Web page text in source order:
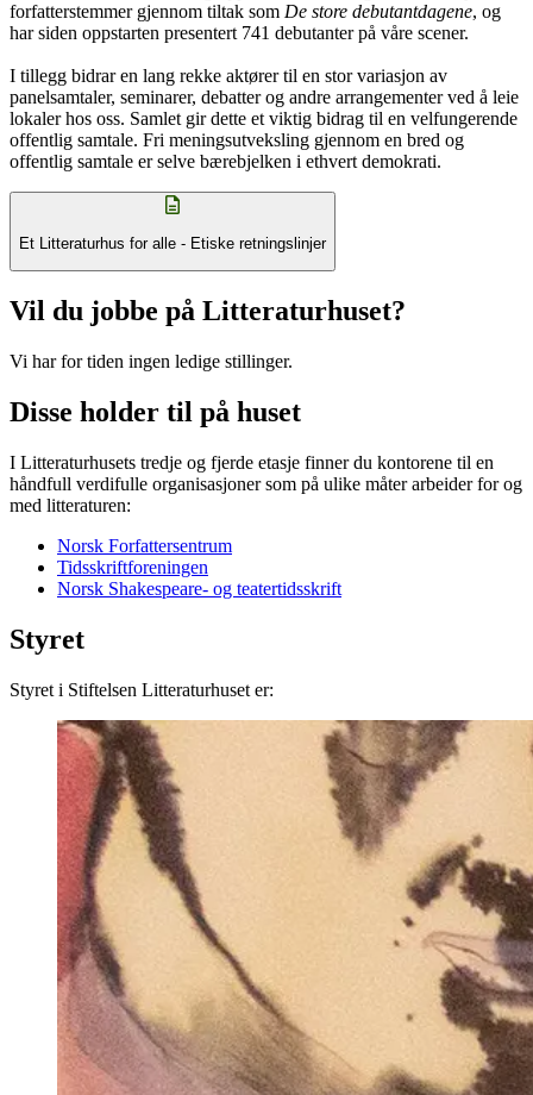
forfatterstemmer gjennom tiltak som De store debutantdagene, og
har siden oppstarten presentert 741 debutanter på våre scener.
I tillegg bidrar en lang rekke aktører til en stor variasjon av
panelsamtaler, seminarer, debatter og andre arrangementer ved å leie
lokaler hos oss. Samlet gir dette et viktig bidrag til en velfungerende
offentlig samtale. Fri meningsutveksling gjennom en bred og
offentlig samtale er selve bærebjelken i ethvert demokrati.
Et Litteraturhus for alle - Etiske retningslinjer
Vil du jobbe på Litteraturhuset?
Vi har for tiden ingen ledige stillinger.
Disse holder til på huset
I Litteraturhusets tredje og fjerde etasje finner du kontorene til en
håndfull verdifulle organisasjoner som på ulike måter arbeider for og
med litteraturen:
Norsk Forfattersentrum
Tidsskriftforeningen
Norsk Shakespeare- og teatertidsskrift
Styret
Styret i Stiftelsen Litteraturhuset er: